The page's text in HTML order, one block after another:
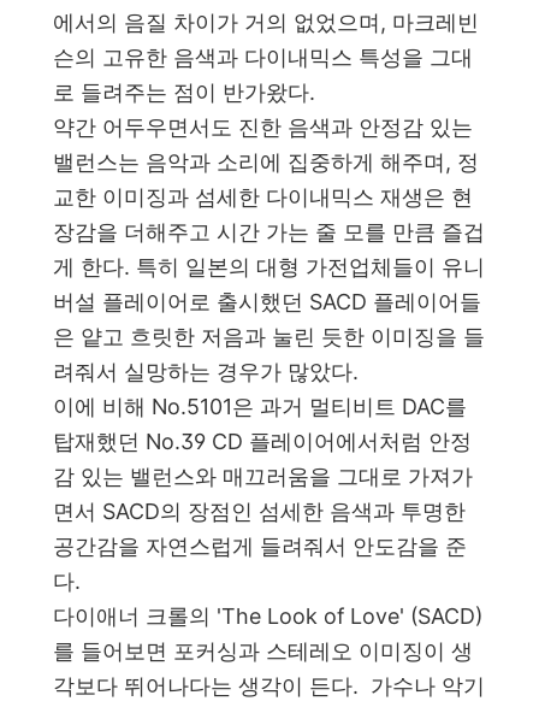
에서의 음질 차이가 거의 없었으며, 마크레빈
슨의 고유한 음색과 다이내믹스 특성을 그대
로 들려주는 점이 반가왔다.
약간 어두우면서도 진한 음색과 안정감 있는
밸런스는 음악과 소리에 집중하게 해주며, 정
교한 이미징과 섬세한 다이내믹스 재생은 현
장감을 더해주고 시간 가는 줄 모를 만큼 즐겁
게 한다. 특히 일본의 대형 가전업체들이 유니
버설 플레이어로 출시했던 SACD 플레이어들
은 얕고 흐릿한 저음과 눌린 듯한 이미징을 들
려줘서 실망하는 경우가 많았다.
이에 비해 No.5101은 과거 멀티비트 DAC를
탑재했던 No.39 CD 플레이어에서처럼 안정
감 있는 밸런스와 매끄러움을 그대로 가져가
면서 SACD의 장점인 섬세한 음색과 투명한
공간감을 자연스럽게 들려줘서 안도감을 준
다.
다이애너 크롤의 'The Look of Love' (SACD)
를 들어보면 포커싱과 스테레오 이미징이 생
각보다 뛰어나다는 생각이 든다. 가수나 악기